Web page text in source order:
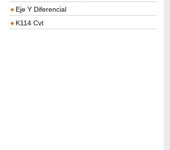
Eje Y Diferencial
K114 Cvt